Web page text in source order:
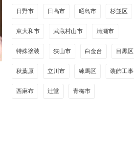
日野市 日高市 昭島市 杉並区
東大和市 武蔵村山市 清瀬市
特殊塗装 狭山市 白金台 目黒区
秋葉原 立川市 練馬区 装飾工事
西麻布 辻堂 青梅市